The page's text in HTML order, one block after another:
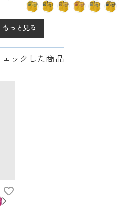
もっと見る
ックした商品